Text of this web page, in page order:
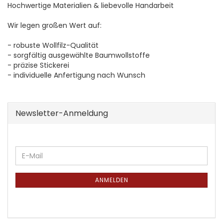
Hochwertige Materialien & liebevolle Handarbeit
Wir legen großen Wert auf:
- robuste Wollfilz-Qualität
- sorgfältig ausgewählte Baumwollstoffe
- präzise Stickerei
- individuelle Anfertigung nach Wunsch
Newsletter-Anmeldung
WEITER
ZUR
NEWSLETTER-
E-
Mail
ANMELDEN